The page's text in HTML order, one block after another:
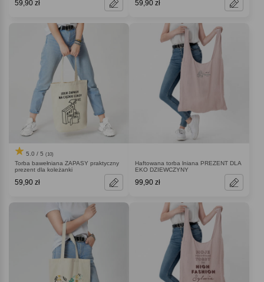
59,90 zł 59,90 zł
5.0 / 5 (10)
Torba bawełniana ZAPASY praktyczny
prezent dla koleżanki
59,90 zł
Haftowana torba lniana PREZENT DLA
EKO DZIEWCZYNY
99,90 zł